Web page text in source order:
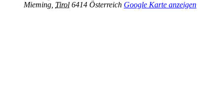
Mieming Tirol 6414 Österreich Google Karte anzeigen